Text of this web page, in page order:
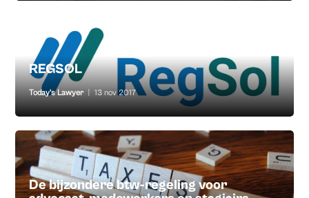
REGSOL
Today's Lawyer 13 nov 2017
De bijzondere btw-regeling voor